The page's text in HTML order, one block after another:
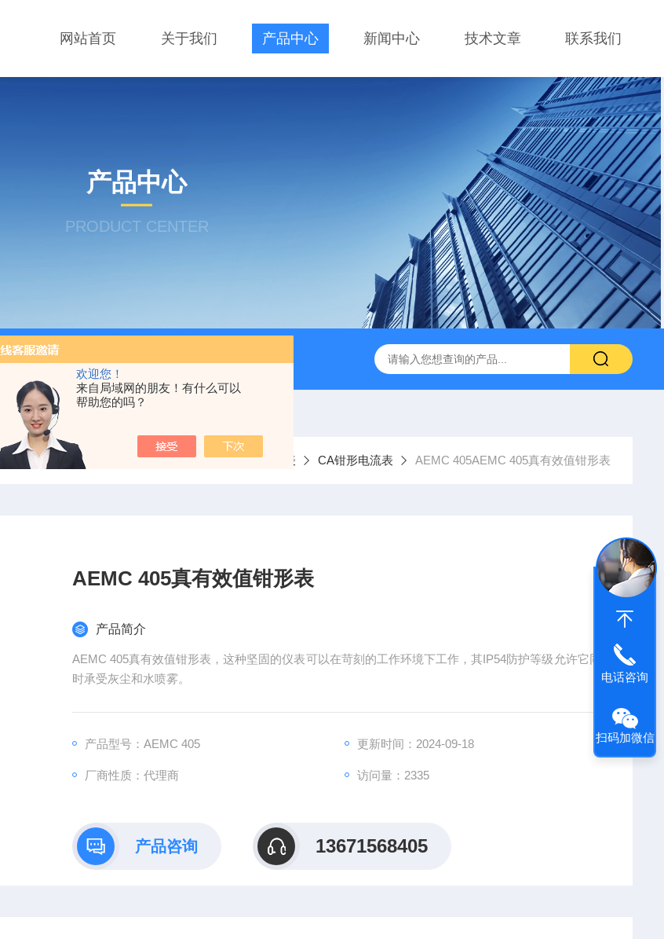
欢迎您！
来自局域网的朋友！有什么可以
帮助您的吗？
网站首页 关于我们 产品中心 新闻中心 技术文章 联系我们
产品中心
PRODUCT CENTER
三相电能质量分析仪 C.A6292法国CA大电流微欧计 E27法国CA交直流电流钳
当前位置： 首页 产品中心 钳形电流表 CA钳形电流表 AEMC 405AEMC 405真有效值钳形表
AEMC 405真有效值钳形表
产品简介
AEMC 405真有效值钳形表，这种坚固的仪表可以在苛刻的工作环境下工作，其IP54防护等级允许它同
时承受灰尘和水喷雾。
产品型号：AEMC 405 更新时间：2024-09-18
厂商性质：代理商 访问量：2335
产品咨询 13671568405
电话咨询
扫码加微信